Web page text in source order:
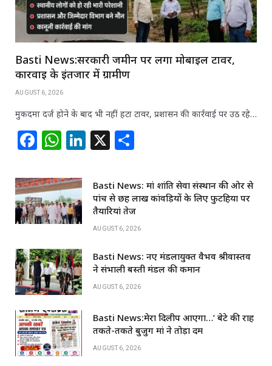
Basti News:सरकारी जमीन पर लगा मोबाइल टावर,
कार्रवाई के इंतजार में ग्रामीण
AUGUST 6, 2026
मुकदमा दर्ज होने के बाद भी नहीं हटा टावर, प्रशासन की कार्रवाई पर उठ रहे…
F
c
e
b
o
k
W
at
s
A
p
Li
k
e
dI
n
X
ar
e
Basti News: मां शांति सेवा संस्थान की ओर से
पांच से छह लाख कांवड़ियों के लिए फुटहिया पर
तैयारियां तेज
AUGUST 6, 2026
Basti News: नए मंडलायुक्त वैभव श्रीवास्तव
ने संभाली बस्ती मंडल की कमान
AUGUST 6, 2026
Basti News:मेरा दिलीप आएगा…’ बेटे की राह
तकते-तकते बुजुर्ग मां ने तोड़ा दम
AUGUST 6, 2026